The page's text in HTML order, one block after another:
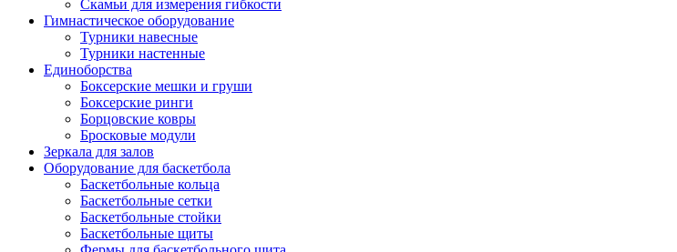
Скамьи для измерения гибкости
Гимнастическое оборудование
Турники навесные
Турники настенные
Единоборства
Боксерские мешки и груши
Боксерские ринги
Борцовские ковры
Бросковые модули
Зеркала для залов
Оборудование для баскетбола
Баскетбольные кольца
Баскетбольные сетки
Баскетбольные стойки
Баскетбольные щиты